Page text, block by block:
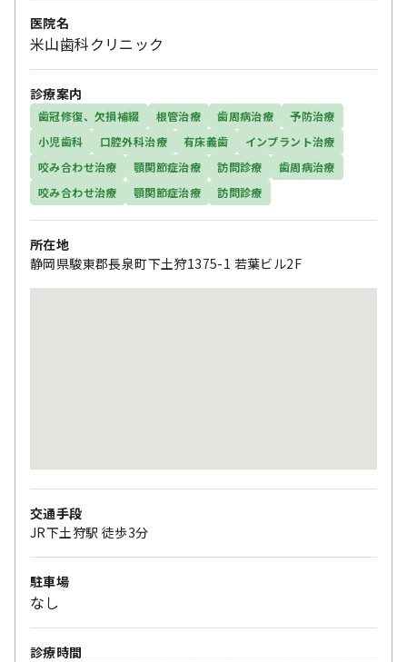
医院名
米山歯科クリニック
診療案内
歯冠修復、欠損補綴 根管治療 歯周病治療
予防治療
小児歯科
口腔外科治療 有床義歯
インプラント治療
咬み合わせ治療
顎関節症治療 訪問診療
歯周病治療
咬み合わせ治療
顎関節症治療 訪問診療
所在地
静岡県駿東郡長泉町下土狩1375-1 若葉ビル2F
交通手段
JR下土狩駅 徒歩3分
駐車場
なし
診療時間